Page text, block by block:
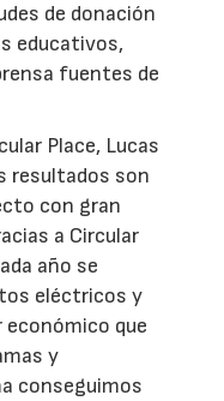
de donación
educativos,
fuentes de
Place, Lucas
resultados son
con gran
a Circular
año se
eléctricos y
que
y
conseguimos